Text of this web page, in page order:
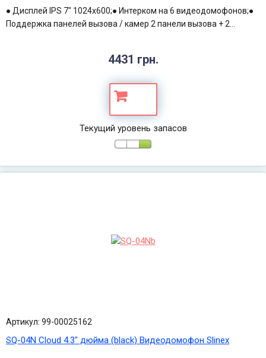
● Дисплей IPS 7" 1024x600;● Интерком на 6 видеодомофонов;●
Поддержка панелей вызова / камер 2 панели вызова + 2...
4431 грн.
Текущий уровень запасов
Артикул: 99-00025162
SQ-04N Cloud 4.3" дюйма (black) Видеодомофон Slinex